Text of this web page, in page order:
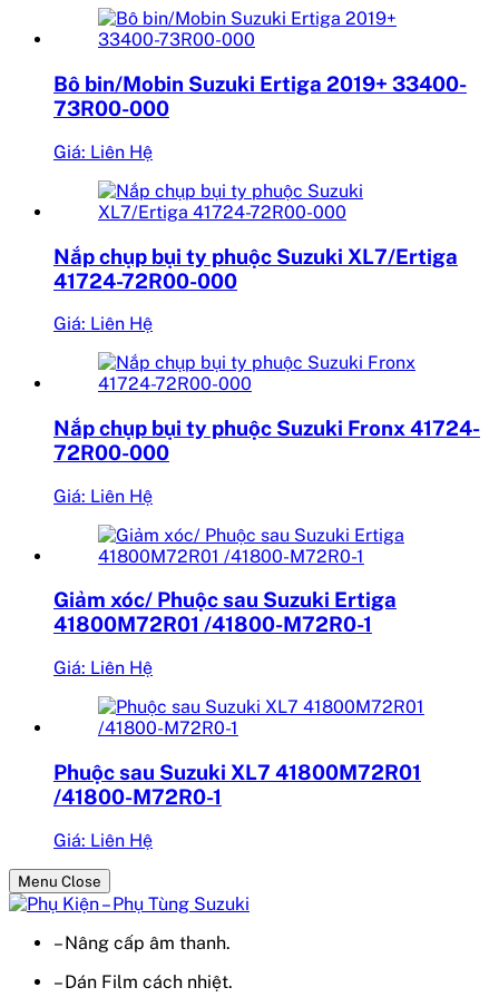
Bô bin/Mobin Suzuki Ertiga 2019+ 33400-
73R00-000
Giá: Liên Hệ
Nắp chụp bụi ty phuộc Suzuki XL7/Ertiga
41724-72R00-000
Giá: Liên Hệ
Nắp chụp bụi ty phuộc Suzuki Fronx 41724-
72R00-000
Giá: Liên Hệ
Giảm xóc/ Phuộc sau Suzuki Ertiga
41800M72R01 /41800-M72R0-1
Giá: Liên Hệ
Phuộc sau Suzuki XL7 41800M72R01
/41800-M72R0-1
Giá: Liên Hệ
Menu Close
– Nâng cấp âm thanh.
– Dán Film cách nhiệt.